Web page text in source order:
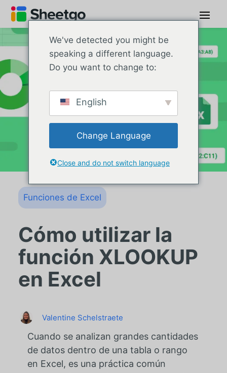
Funciones de Excel
Cómo utilizar la
función XLOOKUP
en Excel
Valentine Schelstraete
Cuando se analizan grandes cantidades
de datos dentro de una tabla o rango
en Excel, es una práctica común
We've detected you might be
speaking a different language.
Do you want to change to:
English
Change Language
Close and do not switch language